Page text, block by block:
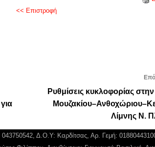
<< Επιστροφή
Ρυθμίσεις κυκλοφορίας
Λίμνης Ν.
Δ.Ο.Υ: Καρδίτσας, Αρ. Γεμή: